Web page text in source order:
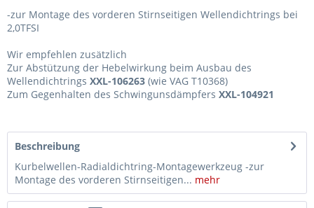
-zur Montage des vorderen Stirnseitigen Wellendichtrings bei
2,0TFSI
Wir empfehlen zusätzlich
Zur Abstützung der Hebelwirkung beim Ausbau des
Wellendichtrings XXL-106263 (wie VAG T10368)
Zum Gegenhalten des Schwingunsdämpfers XXL-104921
Beschreibung
Kurbelwellen-Radialdichtring-Montagewerkzeug -zur
Montage des vorderen Stirnseitigen... mehr